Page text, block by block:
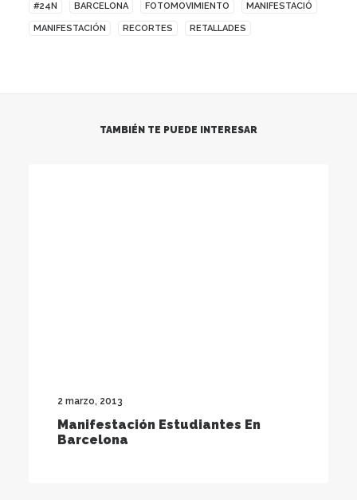
#24N BARCELONA FOTOMOVIMIENTO MANIFESTACIÓ
MANIFESTACIÓN RECORTES RETALLADES
TAMBIÉN TE PUEDE INTERESAR
2 marzo, 2013
Manifestación Estudiantes En
Barcelona